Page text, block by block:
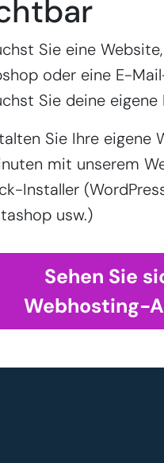
Sie eine
oder eine E-
Sie deine eigene
Sie Ihre eigene
mit unserem
Installer
usw.)
Sehen Sie
Webhosting-